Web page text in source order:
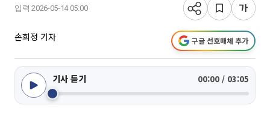
입력 2026-05-14 05:00
손희정 기자 구글 선호매체 추가
기사 듣기 00:00 / 03:05